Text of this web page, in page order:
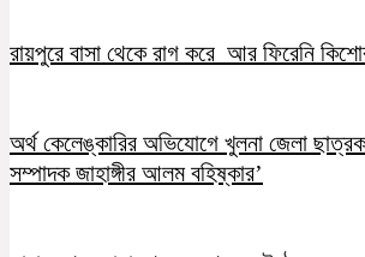
রায়পুরে বাসা থেকে রাগ করে আর ফিরেনি
অর্থ কেলেঙ্কারির অভিযোগে খুলনা জেলা
সম্পাদক জাহাঙ্গীর আলম বহিষ্কার’